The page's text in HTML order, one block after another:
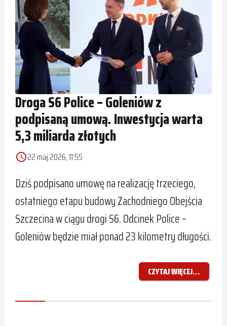
Droga S6 Police – Goleniów z
podpisaną umową. Inwestycja warta
5,3 miliarda złotych
access_time22 maj 2026, 11:55
Dziś podpisano umowę na realizację trzeciego,
ostatniego etapu budowy Zachodniego Obejścia
Szczecina w ciągu drogi S6. Odcinek Police –
Goleniów będzie miał ponad 23 kilometry długości.
CZYTAJ WIĘCEJ...